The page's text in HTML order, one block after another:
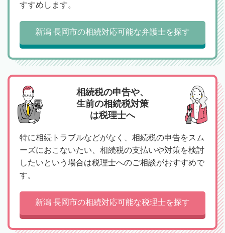
すすめします。
新潟 長岡市の相続対応可能な弁護士を探す
相続税の申告や、
生前の相続税対策
は税理士へ
特に相続トラブルなどがなく、相続税の申告をスム
ーズにおこないたい、相続税の支払いや対策を検討
したいという場合は税理士へのご相談がおすすめで
す。
新潟 長岡市の相続対応可能な税理士を探す